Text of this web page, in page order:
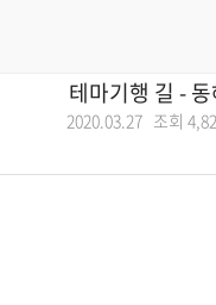
테마기행 길 -
2020.03.27 조회